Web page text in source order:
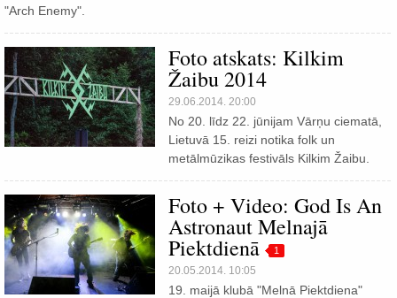
"Arch Enemy".
Foto atskats: Kilkim
Žaibu 2014
29.06.2014. 20:00
No 20. līdz 22. jūnijam Vārņu ciematā,
Lietuvā 15. reizi notika folk un
metālmūzikas festivāls Kilkim Žaibu.
Foto + Video: God Is An
Astronaut Melnajā
Piektdienā 1
20.05.2014. 10:05
19. maijā klubā "Melnā Piektdiena"